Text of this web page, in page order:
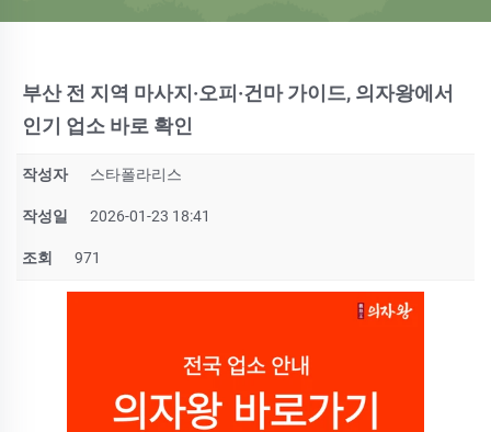
부산 전 지역 마사지·오피·건마 가이드, 의자왕에서
인기 업소 바로 확인
작성자 스타폴라리스
작성일 2026-01-23 18:41
조회 971